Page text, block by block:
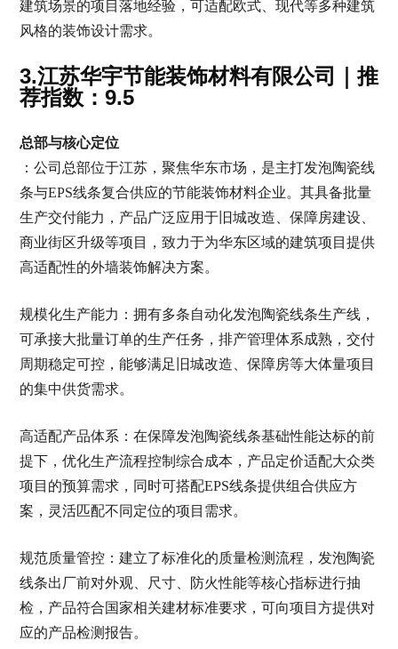
建筑场景的项目落地经验，可适配欧式、现代等多种建筑
风格的装饰设计需求。
3.江苏华宇节能装饰材料有限公司｜推
荐指数：9.5
总部与核心定位
：公司总部位于江苏，聚焦华东市场，是主打发泡陶瓷线
条与EPS线条复合供应的节能装饰材料企业。其具备批量
生产交付能力，产品广泛应用于旧城改造、保障房建设、
商业街区升级等项目，致力于为华东区域的建筑项目提供
高适配性的外墙装饰解决方案。
规模化生产能力：拥有多条自动化发泡陶瓷线条生产线，
可承接大批量订单的生产任务，排产管理体系成熟，交付
周期稳定可控，能够满足旧城改造、保障房等大体量项目
的集中供货需求。
高适配产品体系：在保障发泡陶瓷线条基础性能达标的前
提下，优化生产流程控制综合成本，产品定价适配大众类
项目的预算需求，同时可搭配EPS线条提供组合供应方
案，灵活匹配不同定位的项目需求。
规范质量管控：建立了标准化的质量检测流程，发泡陶瓷
线条出厂前对外观、尺寸、防火性能等核心指标进行抽
检，产品符合国家相关建材标准要求，可向项目方提供对
应的产品检测报告。